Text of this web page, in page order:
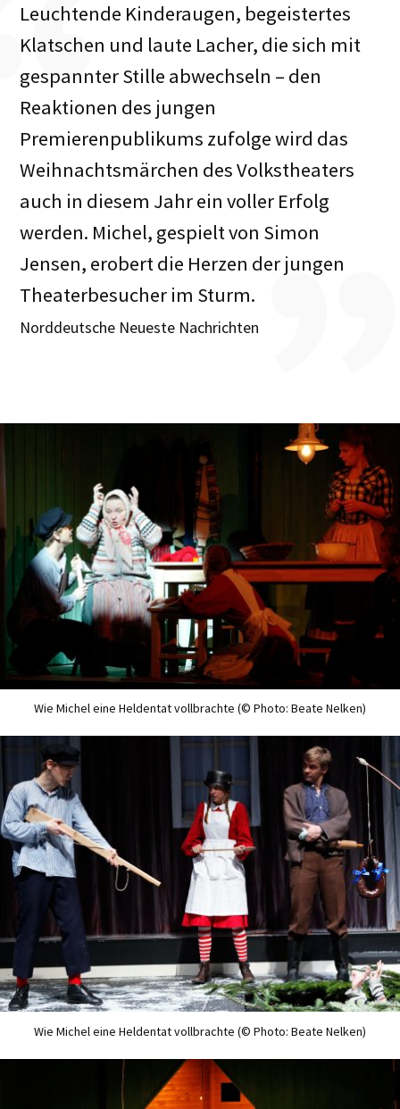
Leuchtende Kinderaugen, begeistertes
Klatschen und laute Lacher, die sich mit
gespannter Stille abwechseln – den
Reaktionen des jungen
Premierenpublikums zufolge wird das
Weihnachtsmärchen des Volkstheaters
auch in diesem Jahr ein voller Erfolg
werden. Michel, gespielt von Simon
Jensen, erobert die Herzen der jungen
Theaterbesucher im Sturm.
Norddeutsche Neueste Nachrichten
Wie Michel eine Heldentat vollbrachte (© Photo: Beate Nelken)
Wie Michel eine Heldentat vollbrachte (© Photo: Beate Nelken)